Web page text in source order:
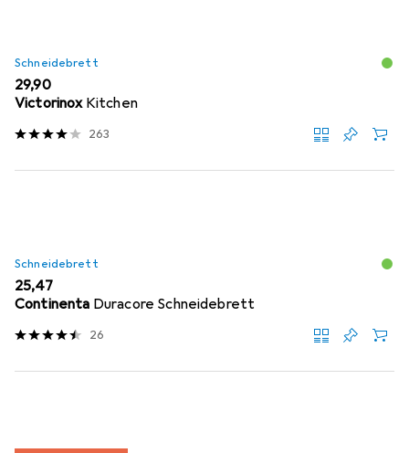
Schneidebrett
EUR
29,90
Victorinox Kitchen
263
Schneidebrett
EUR
25,47
Continenta Duracore Schneidebrett
26